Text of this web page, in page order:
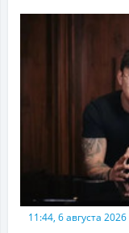
11:44, 6 августа 2026